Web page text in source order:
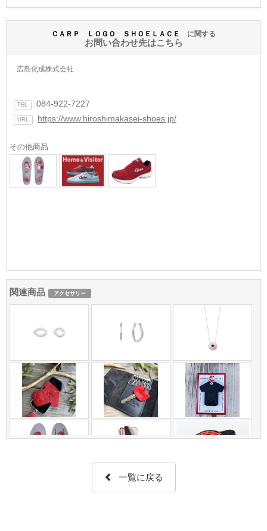
ＣＡＲＰ ＬＯＧＯ ＳＨＯＥＬＡＣＥ に関する
お問い合わせ先はこちら
広島化成株式会社
TEL 084-922-7227
URL https://www.hiroshimakasei-shoes.jp/
その他商品
関連商品 アクセサリー
一覧に戻る